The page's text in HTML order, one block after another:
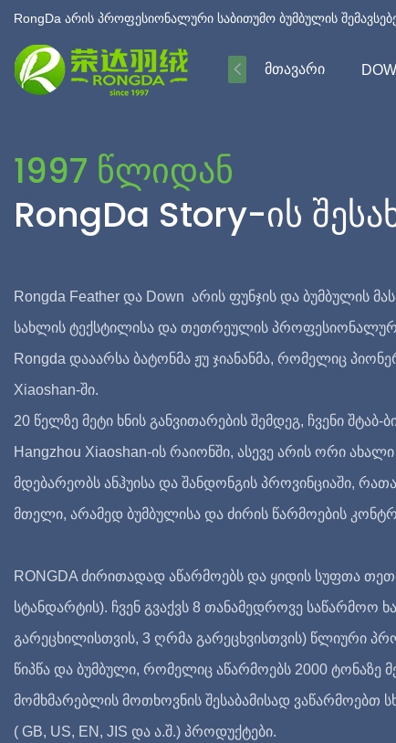
RongDa არის პროფესიონალური საბითუმო ბუმბულის
ᲛᲗᲐᲕᲐᲠᲘ
1997 Წლიდან
RongDa Story-Ის
Rongda Feather და Down არის ფუნჯის და ბუმბულის
სახლის ტექსტილისა და თეთრეულის
Rongda დააარსა ბატონმა ჟუ ჯიანანმა, რომელიც
Xiaoshan-ში.
20 წელზე მეტი ხნის განვითარების შემდეგ, ჩვენი
Hangzhou Xiaoshan-ის რაიონში, ასევე არის ორი
მდებარეობს ანჰუისა და შანდონგის პროვინციაში,
მთელი, არამედ ბუმბულისა და ძირის წარმოების
RONGDA ძირითადად აწარმოებს და ყიდის სუფთა
სტანდარტის). ჩვენ გვაქვს 8 თანამედროვე საწარმოო
გარეცხილისთვის, 3 ღრმა გარეცხვისთვის) წლიური
წიპწა და ბუმბული, რომელიც აწარმოებს 2000 ტონაზე
მომხმარებლის მოთხოვნის შესაბამისად ვაწარმოებთ
( GB, US, EN, JIS და ა.შ.) პროდუქტები.